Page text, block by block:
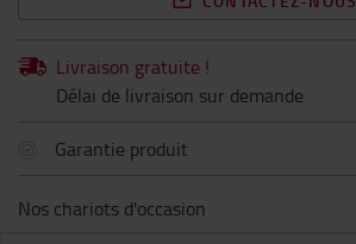
Livraison gratuite !
Délai de livraison sur demande
Garantie produit
Nos chariots d'occasion